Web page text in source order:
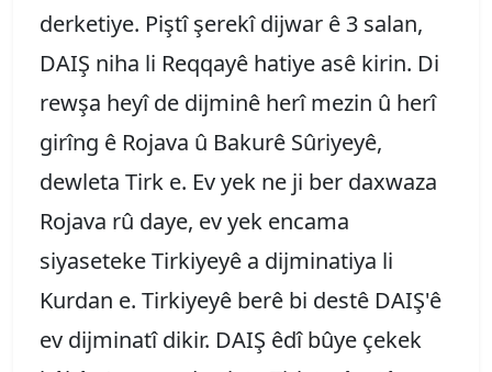
derketiye. Piştî şerekî dijwar ê 3 salan,
DAIŞ niha li Reqqayê hatiye asê kirin. Di
rewşa heyî de dijminê herî mezin û herî
girîng ê Rojava û Bakurê Sûriyeyê,
dewleta Tirk e. Ev yek ne ji ber daxwaza
Rojava rû daye, ev yek encama
siyaseteke Tirkiyeyê a dijminatiya li
Kurdan e. Tirkiyeyê berê bi destê DAIŞ'ê
ev dijminatî dikir. DAIŞ êdî bûye çekek